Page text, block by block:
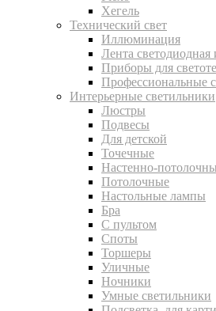
Хегель
Технический свет
Иллюминация
Лента
Приборы для
Профессиональные
Интерьерные светильники
Люстры
Подвесы
Для детской
Точечные
Настенно-
Потолочные
Настольные лампы
Бра
С пультом
Споты
Торшеры
Уличные
Ночники
Умные светильники